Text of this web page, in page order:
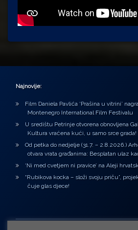
Najnovije:
Film Daniela Pavlića ‘Prašina u vitrini’
Montenegro International Film Festivalu
U središtu Petrinje otvorena obnovljena
Kultura vraćena kući, u samo srce grada!
Od petka do nedjelje (31.7. – 2.8.2026.)
otvara vrata građanima: Besplatan ulaz
‘Ni med cvetjem ni pravice’ na Aleji
“Rubikova kocka – složi svoju priču”,
čuje glas djece!